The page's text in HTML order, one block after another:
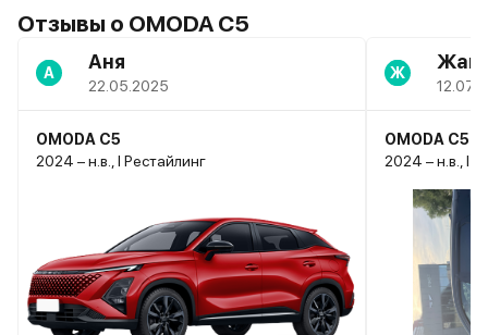
Отзывы о OMODA C5
А Аня
22.05.2025
OMODA C5
2024 – н.в., I Рестайлинг
Ж
OMODA C5
2024 – н.в., I